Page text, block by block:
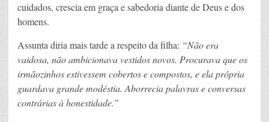
cuidados, crescia em graça e sabedoria diante de Deus e dos
homens.
Assunta diria mais tarde a respeito da filha: “Não era
vaidosa, não ambicionava vestidos novos. Procurava que os
irmãozinhos estivessem cobertos e compostos, e ela própria
guardava grande modéstia. Aborrecia palavras e conversas
contrárias à honestidade.”